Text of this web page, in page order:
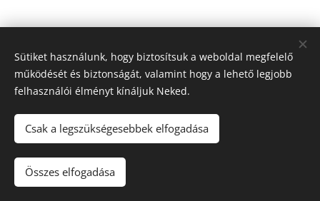
© 2026 Nagyfólia Kft. Minden jog fenntartva
Sütik
Sütiket használunk, hogy biztosítsuk a weboldal megfelelő
működését és biztonságát, valamint hogy a lehető legjobb
felhasználói élményt kínáljuk Neked.
Csak a legszükségesebbek elfogadása
Összes elfogadása